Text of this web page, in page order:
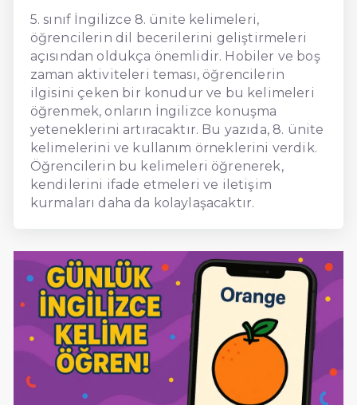
5. sınıf İngilizce 8. ünite kelimeleri,
öğrencilerin dil becerilerini geliştirmeleri
açısından oldukça önemlidir. Hobiler ve boş
zaman aktiviteleri teması, öğrencilerin
ilgisini çeken bir konudur ve bu kelimeleri
öğrenmek, onların İngilizce konuşma
yeteneklerini artıracaktır. Bu yazıda, 8. ünite
kelimelerini ve kullanım örneklerini verdik.
Öğrencilerin bu kelimeleri öğrenerek,
kendilerini ifade etmeleri ve iletişim
kurmaları daha da kolaylaşacaktır.